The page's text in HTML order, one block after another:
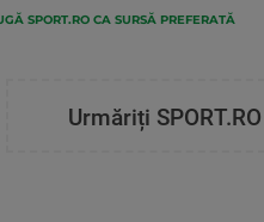
SPORT.RO CA SURSĂ PREFERATĂ
Urmăriți